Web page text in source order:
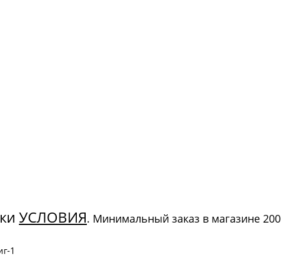
УСЛОВИЯ. Минимальный заказ в магазине 200
1